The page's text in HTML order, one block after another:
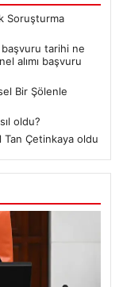
Soruşturma
başvuru tarihi ne
alımı başvuru
Bir Şölenle
oldu?
Tan Çetinkaya oldu